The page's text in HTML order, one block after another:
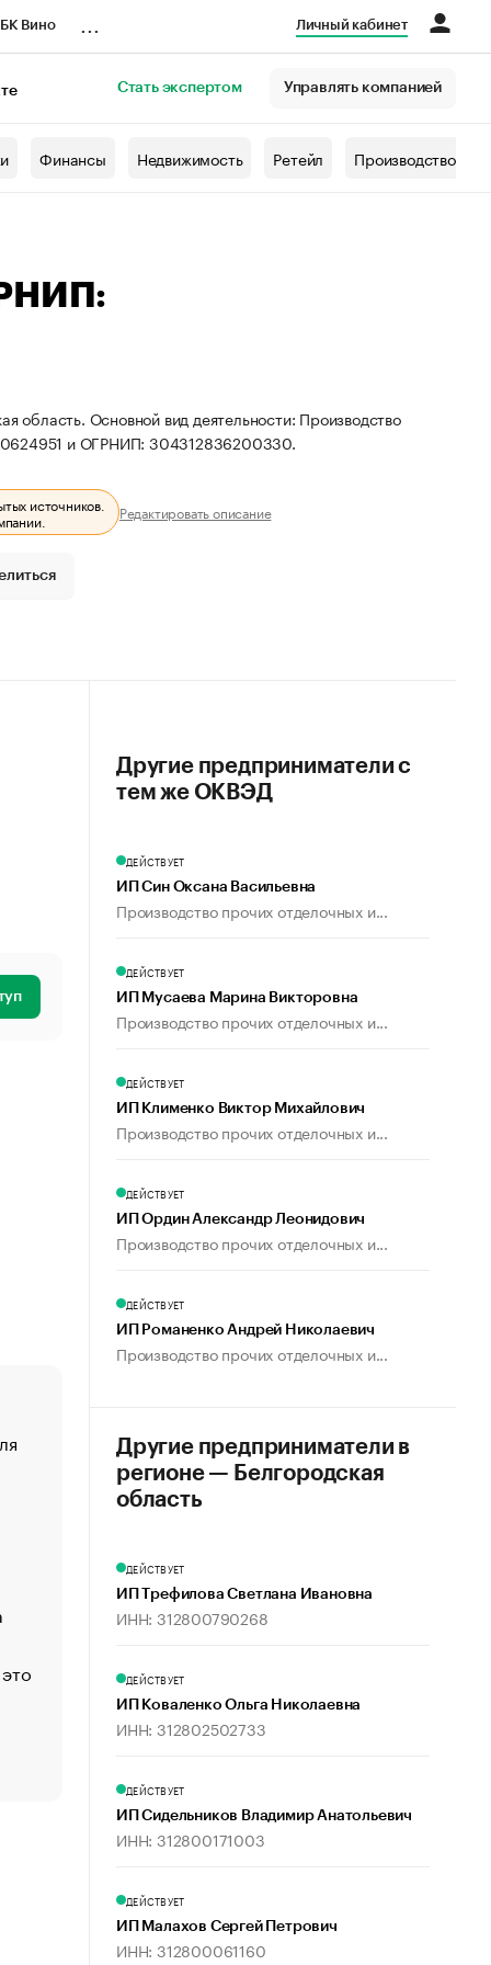
Вино Личный кабинет
Стать экспертом Управлять компанией
Финансы Недвижимость Ретейл Производство
область. Основной вид деятельности: Производство
и ОГРНИП: 304312836200330.
источников.
Редактировать описание
«От спорта тело стареет иначе». Как живет глава
создавшей GTA
«Деньги будут не нужны»: что рассказал Маск в
Функции менеджмента: пять ключевых основ
управления
ЕС разрешил конфискацию российской нефти —
Стресс обеспеченных людей: почему рост доходов
Что обвинения против Павла Дурова значат для
Другие предприниматели с
тем же ОКВЭД
ДЕЙСТВУЕТ
ИП Син Оксана Васильевна
Производство прочих отделочных и...
ДЕЙСТВУЕТ
ИП Мусаева Марина Викторовна
Производство прочих отделочных и...
ДЕЙСТВУЕТ
ИП Клименко Виктор Михайлович
Производство прочих отделочных и...
ДЕЙСТВУЕТ
ИП Ордин Александр Леонидович
Производство прочих отделочных и...
ДЕЙСТВУЕТ
ИП Романенко Андрей Николаевич
Производство прочих отделочных и...
Другие предприниматели в
регионе — Белгородская
область
ДЕЙСТВУЕТ
ИП Трефилова Светлана Ивановна
ИНН: 312800790268
ДЕЙСТВУЕТ
ИП Коваленко Ольга Николаевна
ИНН: 312802502733
ДЕЙСТВУЕТ
ИП Сидельников Владимир Анатольевич
ИНН: 312800171003
ДЕЙСТВУЕТ
ИП Малахов Сергей Петрович
ИНН: 312800061160